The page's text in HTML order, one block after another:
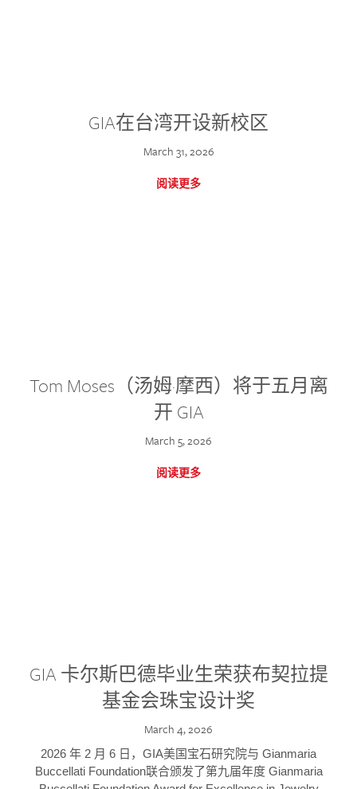
GIA在台湾开设新校区
March 31, 2026
阅读更多
Tom Moses（汤姆·摩西）将于五月离
开 GIA
March 5, 2026
阅读更多
GIA 卡尔斯巴德毕业生荣获布契拉提
基金会珠宝设计奖
March 4, 2026
2026 年 2 月 6 日，GIA美国宝石研究院与 Gianmaria
Buccellati Foundation联合颁发了第九届年度 Gianmaria